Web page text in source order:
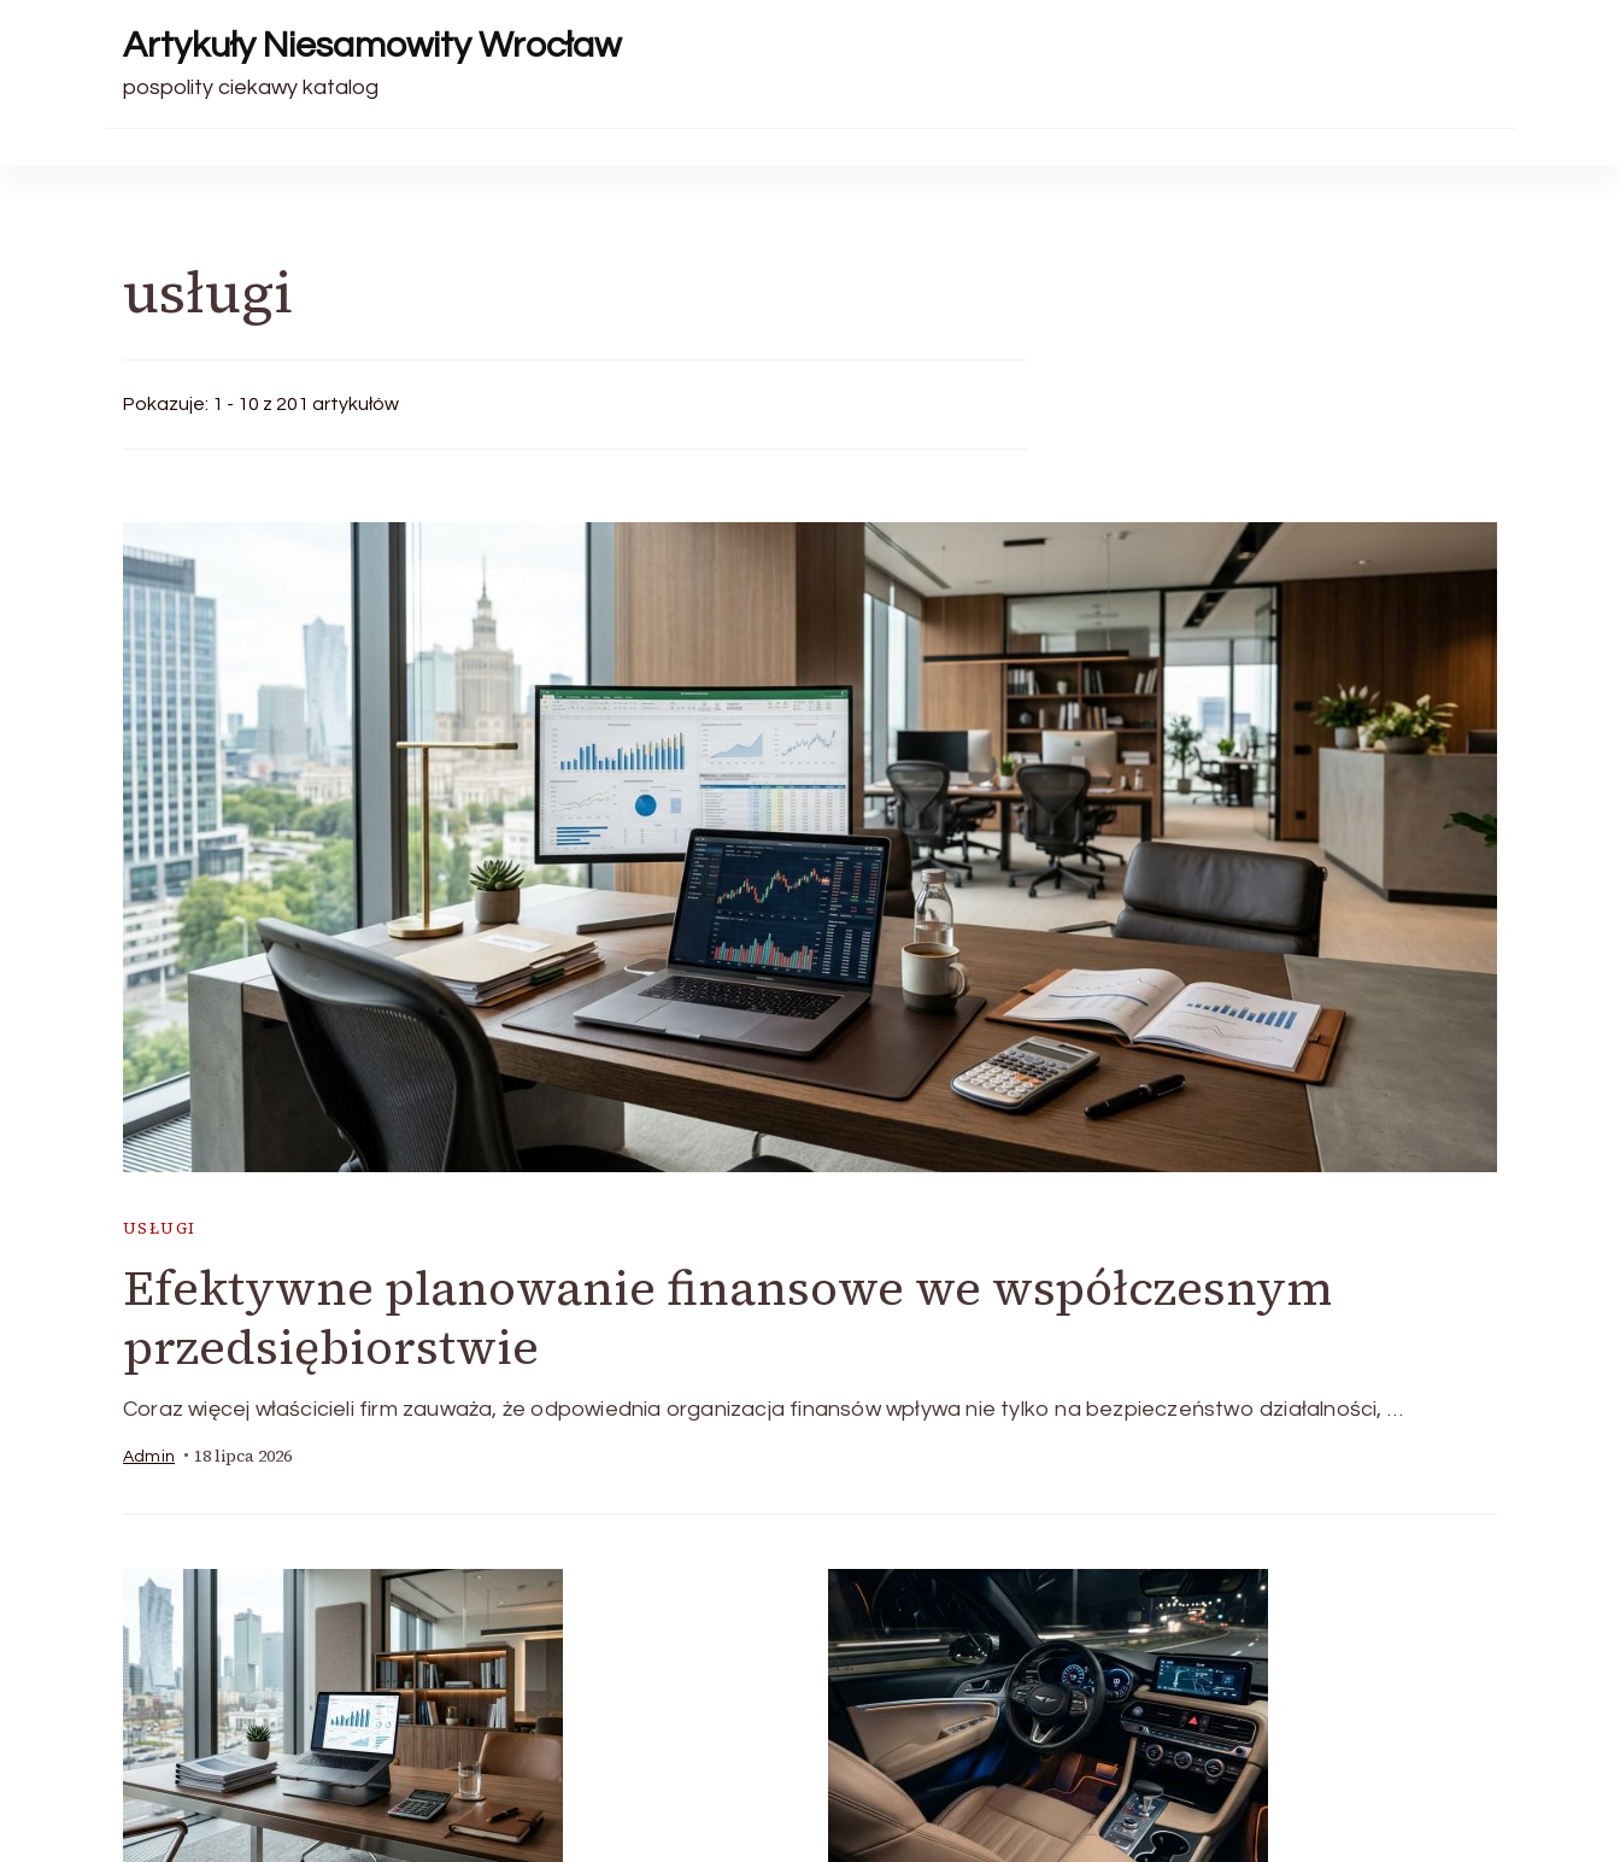
Artykuły Niesamowity Wrocław
pospolity ciekawy katalog
usługi
Pokazuje: 1 - 10 z 201 artykułów
USŁUGI
Efektywne planowanie finansowe we współczesnym
przedsiębiorstwie
Coraz więcej właścicieli firm zauważa, że odpowiednia organizacja finansów wpływa nie tylko na bezpieczeństwo działalności, …
Admin 18 lipca 2026